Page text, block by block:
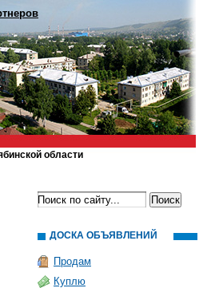
области
ДОСКА ОБЪЯВЛЕНИЙ
Продам
Куплю